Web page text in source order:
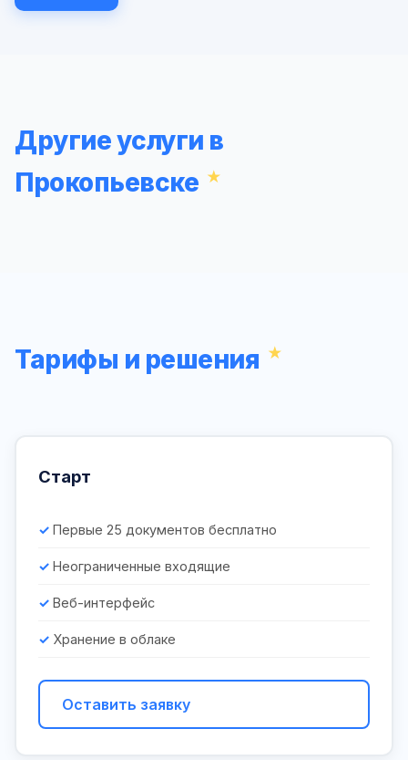
Другие услуги в
Прокопьевске
Тарифы и решения
Старт
Первые 25 документов бесплатно
Неограниченные входящие
Веб-интерфейс
Хранение в облаке
Оставить заявку